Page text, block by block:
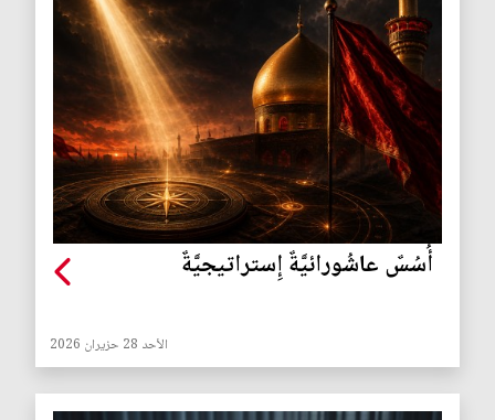
أُسُسٌ عاشُورائيَّةٌ إِستراتيجيَّةٌ
الأحد 28 حزيران 2026